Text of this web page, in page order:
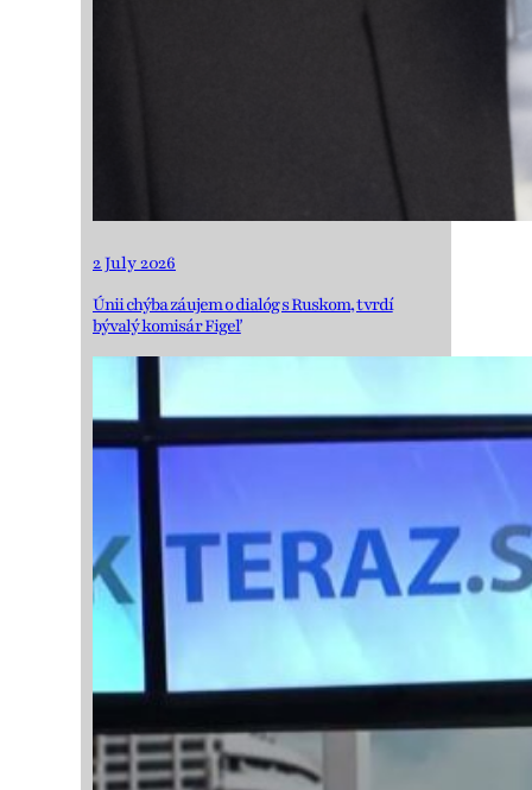
2 July 2026
Únii chýba záujem o dialóg s Ruskom, tvrdí
bývalý komisár Figeľ